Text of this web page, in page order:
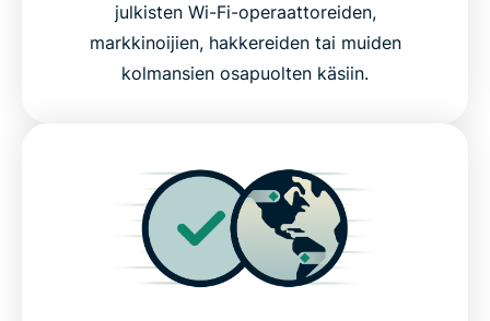
julkisten Wi-Fi-operaattoreiden,
markkinoijien, hakkereiden tai muiden
kolmansien osapuolten käsiin.